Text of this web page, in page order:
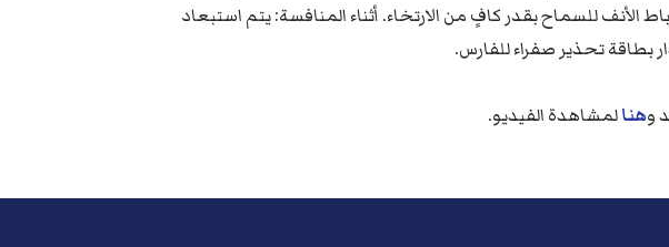
الأنف للسماح بقدر كافٍ من الارتخاء. أثناء المنافسة: يتم استبعاد
تحذير صفراء للفارس.
وهنالمشاهدة الفيديو.